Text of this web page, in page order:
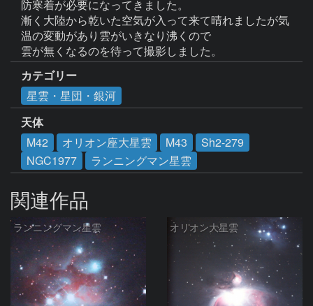
防寒着が必要になってきました。
漸く大陸から乾いた空気が入って来て晴れましたが気
温の変動があり雲がいきなり沸くので
カテゴリー
星雲・星団・銀河
天体
M42
オリオン座大星雲 M43
Sh2-279
NGC1977
ランニングマン星雲
関連作品
ランニングマン星雲 オリオン大星雲